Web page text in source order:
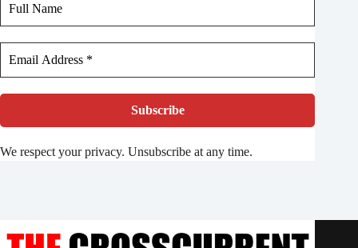
We respect your privacy. Unsubscribe at any time.